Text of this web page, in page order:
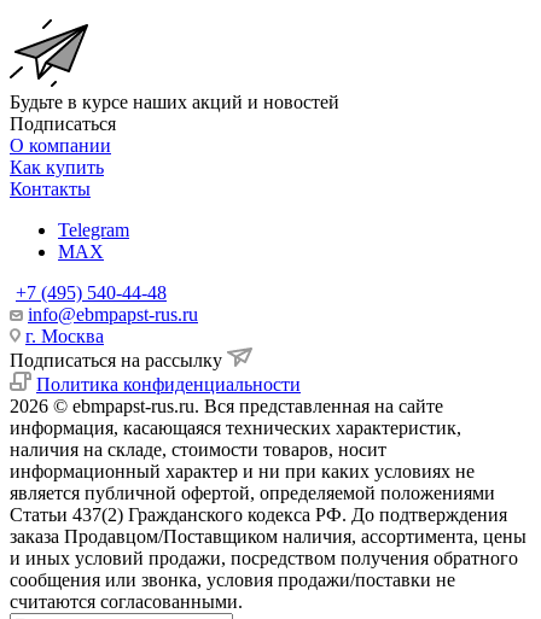
Будьте в курсе наших акций и новостей
Подписаться
О компании
Как купить
Контакты
Telegram
MAX
+7 (495) 540-44-48
info@ebmpapst-rus.ru
г. Москва
Подписаться на рассылку
Политика конфиденциальности
2026 © ebmpapst-rus.ru. Вся представленная на сайте
информация, касающаяся технических характеристик,
наличия на складе, стоимости товаров, носит
информационный характер и ни при каких условиях не
является публичной офертой, определяемой положениями
Статьи 437(2) Гражданского кодекса РФ. До подтверждения
заказа Продавцом/Поставщиком наличия, ассортимента, цены
и иных условий продажи, посредством получения обратного
сообщения или звонка, условия продажи/поставки не
считаются согласованными.